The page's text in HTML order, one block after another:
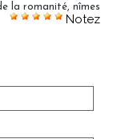
la romanité, nîmes
Notez